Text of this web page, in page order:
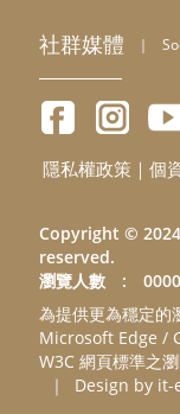
社群媒體 ｜
隱私權政策｜ 個
Copyright ©
reserved.
瀏覽人數 :
為提供更為穩定的
Microsoft Edge /
W3C 網頁標準之
｜
Design by it-